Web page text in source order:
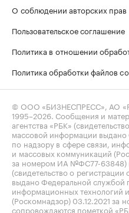
О соблюдении авторских прав
Пользовательское соглашение
Политика в отношении
Политика обработки файлов
© ООО «БИЗНЕСПРЕСС», АО
1995–2026. Сообщения и
агентства «РБК»
массовой информации
по надзору в сфере связи,
и массовых коммуникаций
за номером ИА №ФС77-63848)
(свидетельство о
выдано Федеральной службой
информационных технологий
(Роскомнадзор) 03.12.2021
сопровождаются пометкой